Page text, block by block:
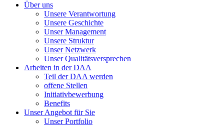
Über uns
Unsere Verantwortung
Unsere Geschichte
Unser Management
Unsere Struktur
Unser Netzwerk
Unser Qualitätsversprechen
Arbeiten in der DAA
Teil der DAA werden
offene Stellen
Initiativbewerbung
Benefits
Unser Angebot für Sie
Unser Portfolio